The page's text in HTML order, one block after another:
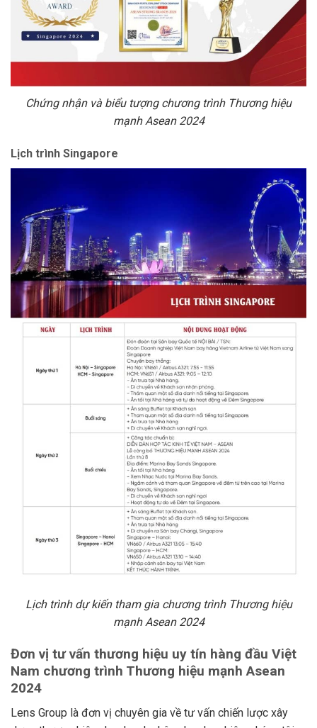
Chứng nhận và biểu tượng chương trình Thương hiệu
mạnh Asean 2024
Lịch trình Singapore
Lịch trình dự kiến tham gia chương trình Thương hiệu
mạnh Asean 2024
Đơn vị tư vấn thương hiệu uy tín hàng đầu Việt
Nam chương trình Thương hiệu mạnh Asean
2024
Lens Group là đơn vị chuyên gia về tư vấn chiến lược xây